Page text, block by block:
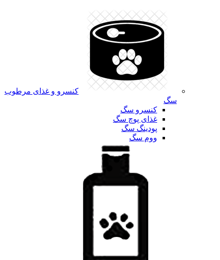
کنسرو و غذای مرطوب
سگ
کنسرو سگ
غذای پوچ سگ
پودینگ سگ
ووم سگ